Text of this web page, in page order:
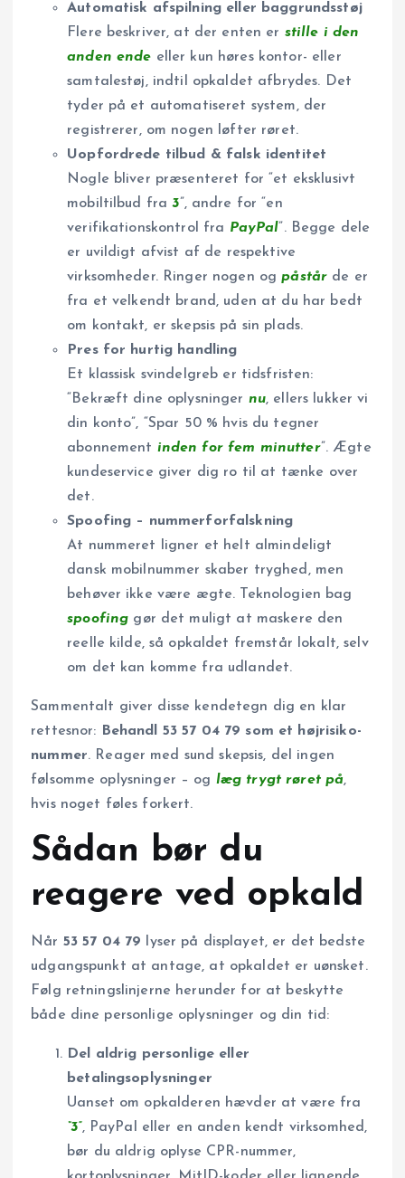
Automatisk afspilning eller baggrundsstøj
Flere beskriver, at der enten er stille i den
anden ende eller kun høres kontor- eller
samtalestøj, indtil opkaldet afbrydes. Det
tyder på et automatiseret system, der
registrerer, om nogen løfter røret.
Uopfordrede tilbud & falsk identitet
Nogle bliver præsenteret for “et eksklusivt
mobiltilbud fra3”, andre for “en
verifikationskontrol fra PayPal”. Begge dele
er uvildigt afvist af de respektive
virksomheder. Ringer nogen ogpåstår de er
fra et velkendt brand, uden at du har bedt
om kontakt, er skepsis på sin plads.
Pres for hurtig handling
Et klassisk svindelgreb er tidsfristen:
“Bekræft dine oplysninger nu, ellers lukker vi
din konto”, “Spar 50 % hvis du tegner
abonnement inden for fem minutter”. Ægte
kundeservice giver dig ro til at tænke over
det.
Spoofing – nummerforfalskning
At nummeret ligner et helt almindeligt
dansk mobilnummer skaber tryghed, men
behøver ikke være ægte. Teknologien bag
spoofing gør det muligt at maskere den
reelle kilde, så opkaldet fremstår lokalt, selv
om det kan komme fra udlandet.
Sammentalt giver disse kendetegn dig en klar
rettesnor:
Behandl 53 57 04 79 som et højrisiko-
nummer. Reager med sund skepsis, del ingen
følsomme oplysninger – og læg trygt røret på,
hvis noget føles forkert.
Sådan bør du
reagere ved opkald
Når 53 57 04 79 lyser på displayet, er det bedste
udgangspunkt at antage, at opkaldet er uønsket.
Følg retningslinjerne herunder for at beskytte
både dine personlige oplysninger og din tid:
Del aldrig personlige eller
betalingsoplysninger
Uanset om opkalderen hævder at være fra
“3”, PayPal eller en anden kendt virksomhed,
bør du aldrig oplyse CPR-nummer,